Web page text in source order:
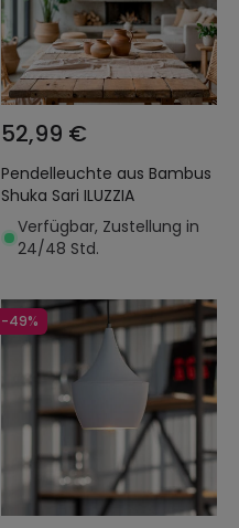
52,99 €
Pendelleuchte aus Bambus
Shuka Sari ILUZZIA
Verfügbar, Zustellung in
24/48 Std.
-49%